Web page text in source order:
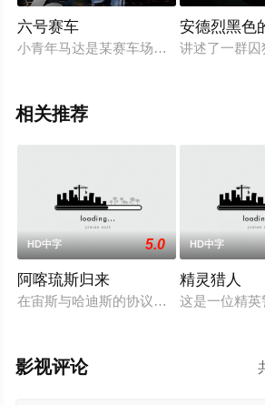
六号赛车
小青年马达是某赛车场一个普通的地勤
安德烈黑色
讲述了一群囚
相关推荐
HD中字 5.0
阿喀琉斯归来
在宙斯与哈迪斯的协议下，年迈的阿喀
HD中字
精灵猎人
这是一位精
影视评论